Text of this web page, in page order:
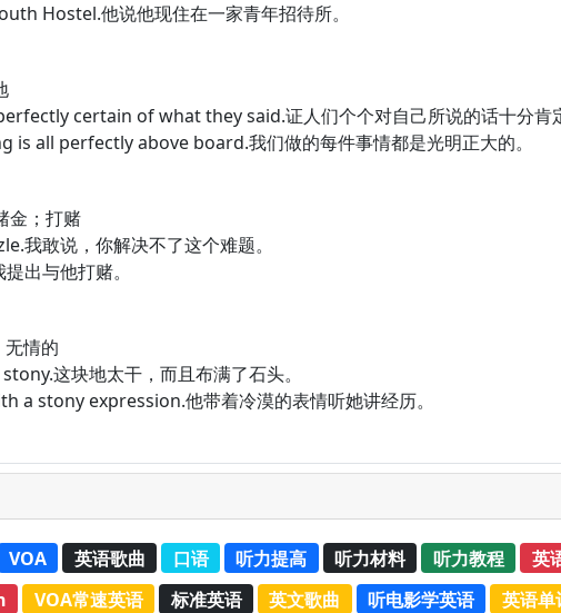
Hostel.他说他现住在一家青年招待所。
certain of what they said.证人们个个对自己所说的话十分肯
all perfectly above board.我们做的每件事情都是光明正大的。
金；打赌
我敢说，你解决不了这个难题。
出与他打赌。
情的
这块地太干，而且布满了石头。
a stony expression.他带着冷漠的表情听她讲经历。
VOA 英语歌曲 口语 听力提高 听力材料 听力教程 英
VOA常速英语 标准英语 英文歌曲 听电影学英语 英语单